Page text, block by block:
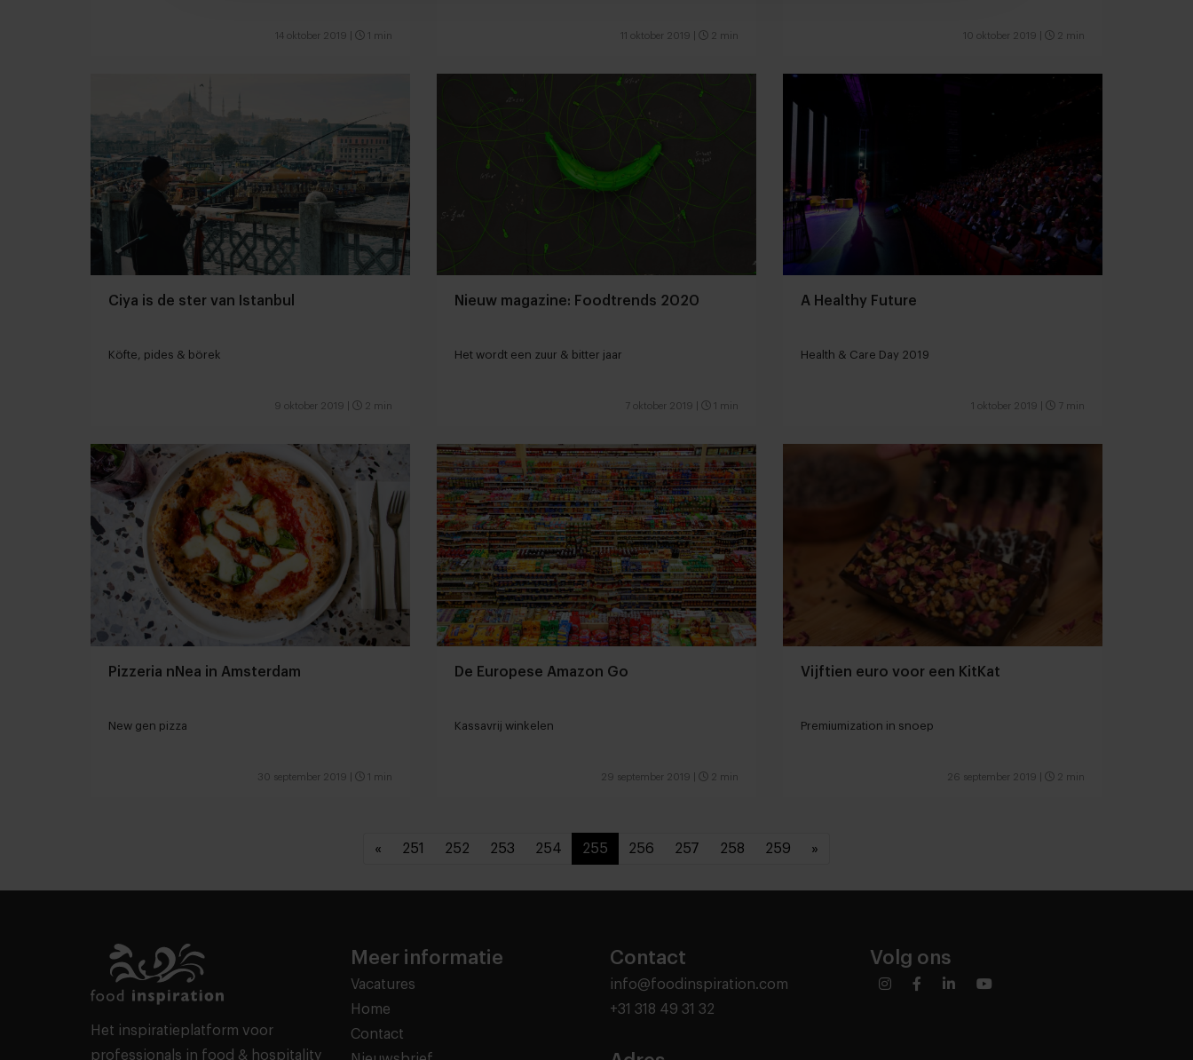
14 oktober 2019 1 min 11 oktober 2019 2 min 10 oktober 2019 2 min
Ciya is de ster van Istanbul
Köfte, pides & börek
9 oktober 2019 2 min
Nieuw magazine: Foodtrends 2020
Het wordt een zuur & bitter jaar
7 oktober 2019 1 min
A Healthy Future
Health & Care Day 2019
1 oktober 2019 7 min
Pizzeria nNea in Amsterdam
New gen pizza
30 september 2019 1 min
De Europese Amazon Go
Kassavrij winkelen
29 september 2019 2 min
Vijftien euro voor een KitKat
Premiumization in snoep
26 september 2019 2 min
« 251 252 253 254 255 256 257 258 259 »
Het inspiratieplatform voor
professionals in food & hospitality
Meer informatie
Vacatures
Home
Contact
Contact
info@foodinspiration.com
+31 318 49 31 32
Volg ons